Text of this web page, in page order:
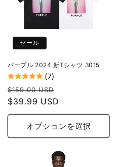
セール
パープル 2024 新Tシャツ 3015
(7)
通
常
価
$159.00 USD
ル
価
格
$39.99 USD
オプションを選択